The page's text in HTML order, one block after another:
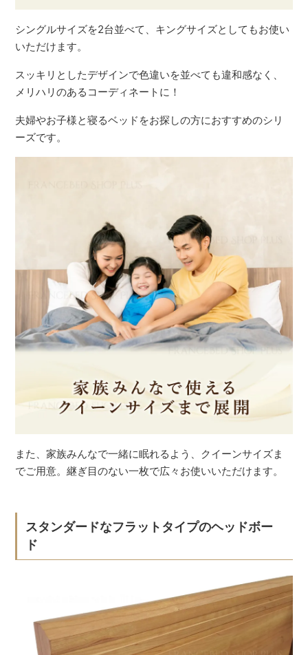
シングルサイズを2台並べて、キングサイズとしてもお使い
いただけます。
スッキリとしたデザインで色違いを並べても違和感なく、
メリハリのあるコーディネートに！
夫婦やお子様と寝るベッドをお探しの方におすすめのシリ
ーズです。
また、家族みんなで一緒に眠れるよう、クイーンサイズま
でご用意。継ぎ目のない一枚で広々お使いいただけます。
スタンダードなフラットタイプのヘッドボー
ド